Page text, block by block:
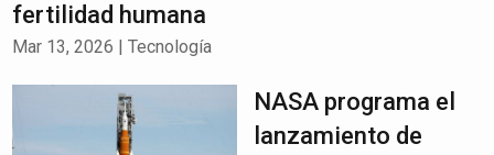
fertilidad humana
Mar 13, 2026 |Tecnología
NASA programa el
lanzamiento de